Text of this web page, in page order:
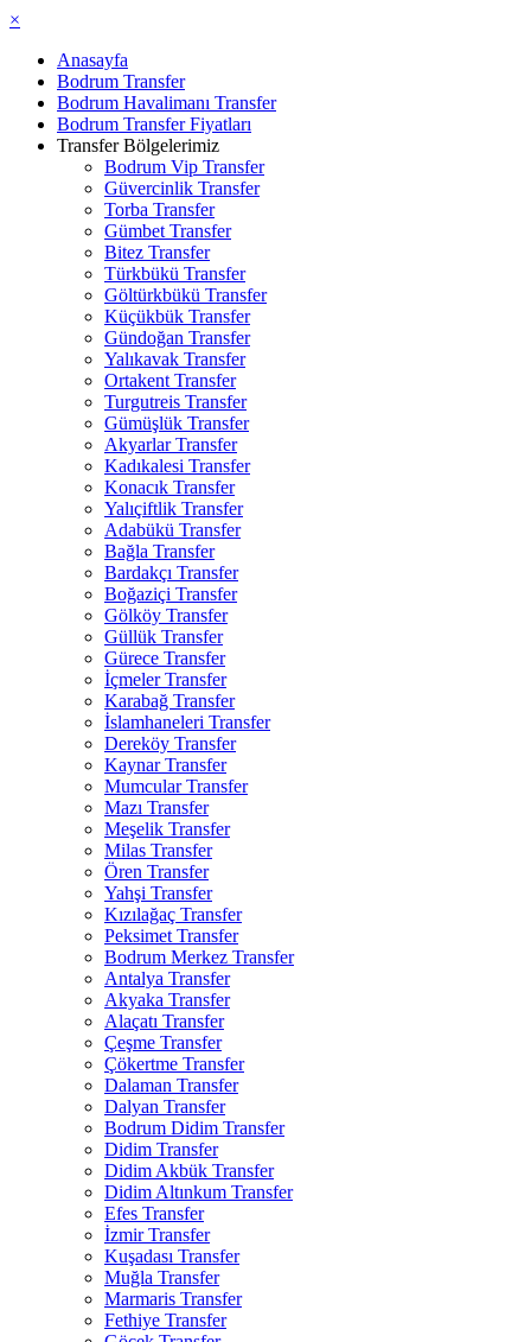
×
Anasayfa
Bodrum Transfer
Bodrum Havalimanı Transfer
Bodrum Transfer Fiyatları
Transfer Bölgelerimiz
Bodrum Vip Transfer
Güvercinlik Transfer
Torba Transfer
Gümbet Transfer
Bitez Transfer
Türkbükü Transfer
Göltürkbükü Transfer
Küçükbük Transfer
Gündoğan Transfer
Yalıkavak Transfer
Ortakent Transfer
Turgutreis Transfer
Gümüşlük Transfer
Akyarlar Transfer
Kadıkalesi Transfer
Konacık Transfer
Yalıçiftlik Transfer
Adabükü Transfer
Bağla Transfer
Bardakçı Transfer
Boğaziçi Transfer
Gölköy Transfer
Güllük Transfer
Gürece Transfer
İçmeler Transfer
Karabağ Transfer
İslamhaneleri Transfer
Dereköy Transfer
Kaynar Transfer
Mumcular Transfer
Mazı Transfer
Meşelik Transfer
Milas Transfer
Ören Transfer
Yahşi Transfer
Kızılağaç Transfer
Peksimet Transfer
Bodrum Merkez Transfer
Antalya Transfer
Akyaka Transfer
Alaçatı Transfer
Çeşme Transfer
Çökertme Transfer
Dalaman Transfer
Dalyan Transfer
Bodrum Didim Transfer
Didim Transfer
Didim Akbük Transfer
Didim Altınkum Transfer
Efes Transfer
İzmir Transfer
Kuşadası Transfer
Muğla Transfer
Marmaris Transfer
Fethiye Transfer